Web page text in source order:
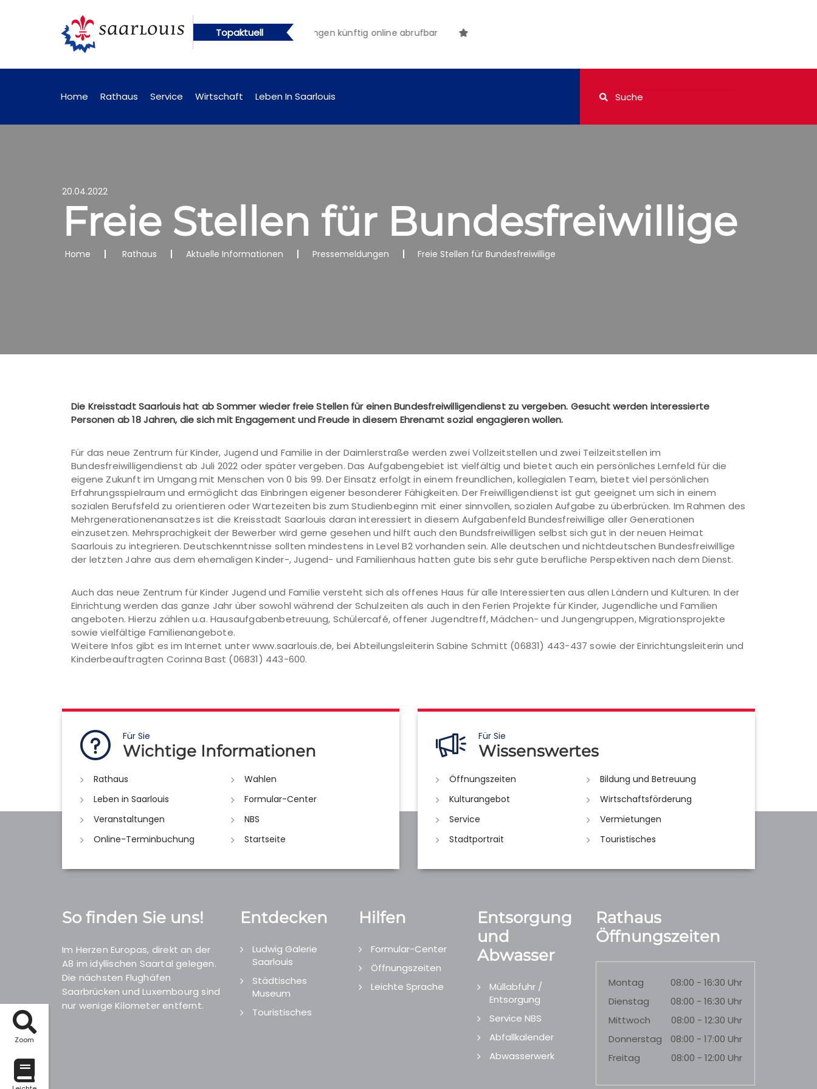
Zoom
Topaktuell
künftig online abrufbar Öffentliche Bekanntmachungen künftig online abrufbar
Home Rathaus Service Wirtschaft Leben In Saarlouis
20.04.2022
Freie Stellen für Bundesfreiwillige
Home Rathaus Aktuelle Informationen Pressemeldungen Freie Stellen für Bundesfreiwillige
Die Kreisstadt Saarlouis hat ab Sommer wieder freie Stellen für einen Bundesfreiwilligendienst zu vergeben. Gesucht werden interessierte
Personen ab 18 Jahren, die sich mit Engagement und Freude in diesem Ehrenamt sozial engagieren wollen.
Für das neue Zentrum für Kinder, Jugend und Familie in der Daimlerstraße werden zwei Vollzeitstellen und zwei Teilzeitstellen im
Bundesfreiwilligendienst ab Juli 2022 oder später vergeben. Das Aufgabengebiet ist vielfältig und bietet auch ein persönliches Lernfeld für die
eigene Zukunft im Umgang mit Menschen von 0 bis 99. Der Einsatz erfolgt in einem freundlichen, kollegialen Team, bietet viel persönlichen
Erfahrungsspielraum und ermöglicht das Einbringen eigener besonderer Fähigkeiten. Der Freiwilligendienst ist gut geeignet um sich in einem
sozialen Berufsfeld zu orientieren oder Wartezeiten bis zum Studienbeginn mit einer sinnvollen, sozialen Aufgabe zu überbrücken. Im Rahmen des
Mehrgenerationenansatzes ist die Kreisstadt Saarlouis daran interessiert in diesem Aufgabenfeld Bundesfreiwillige aller Generationen
einzusetzen. Mehrsprachigkeit der Bewerber wird gerne gesehen und hilft auch den Bundsfreiwilligen selbst sich gut in der neuen Heimat
Saarlouis zu integrieren. Deutschkenntnisse sollten mindestens in Level B2 vorhanden sein. Alle deutschen und nichtdeutschen Bundesfreiwillige
der letzten Jahre aus dem ehemaligen Kinder-, Jugend- und Familienhaus hatten gute bis sehr gute berufliche Perspektiven nach dem Dienst.
Auch das neue Zentrum für Kinder Jugend und Familie versteht sich als offenes Haus für alle Interessierten aus allen Ländern und Kulturen. In der
Einrichtung werden das ganze Jahr über sowohl während der Schulzeiten als auch in den Ferien Projekte für Kinder, Jugendliche und Familien
angeboten. Hierzu zählen u.a. Hausaufgabenbetreuung, Schülercafé, offener Jugendtreff, Mädchen- und Jungengruppen, Migrationsprojekte
sowie vielfältige Familienangebote.
Weitere Infos gibt es im Internet unter www.saarlouis.de, bei Abteilungsleiterin Sabine Schmitt (06831) 443-437 sowie der Einrichtungsleiterin und
Kinderbeauftragten Corinna Bast (06831) 443-600.
Für Sie
Wichtige Informationen
Rathaus
Wahlen
Leben in Saarlouis
Formular-Center
Veranstaltungen
NBS
Online-Terminbuchung
Startseite
Für Sie
Wissenswertes
Öffnungszeiten
Bildung und Betreuung
Kulturangebot
Wirtschaftsförderung
Service
Vermietungen
Stadtportrait
Touristisches
So finden Sie uns!
Im Herzen Europas, direkt an der
A8 im idyllischen Saartal gelegen.
Die nächsten Flughäfen
Saarbrücken und Luxembourg sind
nur wenige Kilometer entfernt.
Entdecken
Ludwig Galerie
Saarlouis
Städtisches
Museum
Touristisches
Hilfen
Formular-Center
Öffnungszeiten
Leichte Sprache
Entsorgung
und
Abwasser
Müllabfuhr /
Entsorgung
Service NBS
Abfallkalender
Abwasserwerk
Rathaus
Öffnungszeiten
Montag
08:00 - 16:30 Uhr
Dienstag
08:00 - 16:30 Uhr
Mittwoch
08:00 - 12:30 Uhr
Donnerstag
08:00 - 17:00 Uhr
Freitag
08:00 - 12:00 Uhr